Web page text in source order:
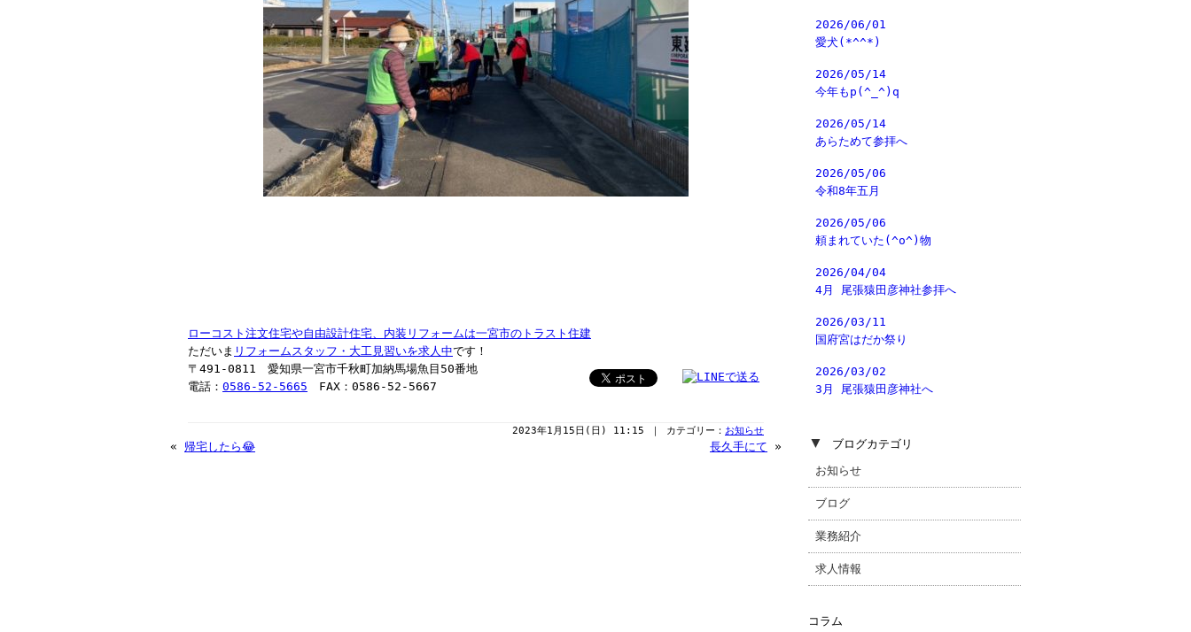
ローコスト注文住宅や自由設計住宅、内装リフォームは一宮市のトラスト住建
ただいま リフォームスタッフ・大工見習いを求人中です！
〒491-0811 愛知県一宮市千秋町加納馬場魚目50番地
電話： 0586-52-5665 FAX：0586-52-5667
2023年1月15日(日) 11:15 ｜ カテゴリー： お知らせ
« 帰宅したら😂 長久手にて »
2026/06/01
愛犬(*^^*)
2026/05/14
今年もp(^_^)q
2026/05/14
あらためて参拝へ
2026/05/06
令和8年五月
2026/05/06
頼まれていた(^o^)物
2026/04/04
4月 尾張猿田彦神社参拝へ
2026/03/11
国府宮はだか祭り
2026/03/02
3月 尾張猿田彦神社へ
▼ ブログカテゴリ
お知らせ
ブログ
業務紹介
求人情報
コラム